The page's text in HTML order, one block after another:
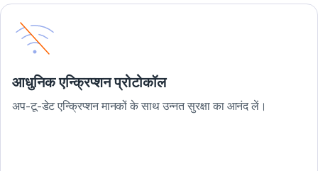
आधुनिक एन्क्रिप्शन प्रोटोकॉल
अप-टू-डेट एन्क्रिप्शन मानकों के साथ उन्नत सुरक्षा का आनंद लें।